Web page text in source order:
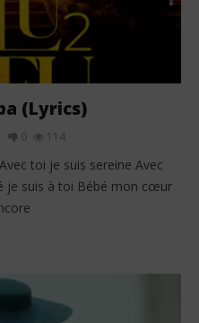
(Lyrics)
0 114
toi je suis sereine Avec
suis à toi Bébé mon cœur